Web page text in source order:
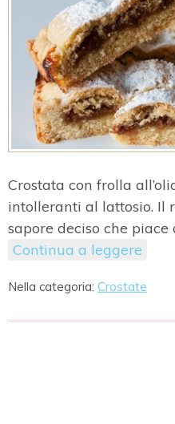
Crostata con frolla
intolleranti al lattosio. Il
sapore deciso che
Continua a leggere
Nella categoria: Crostate